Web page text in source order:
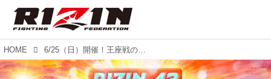
HOME 6/25（日）開催！王座戦の勝者も登壇予定！RIZIN.43アフターパーティー参加者大募集！